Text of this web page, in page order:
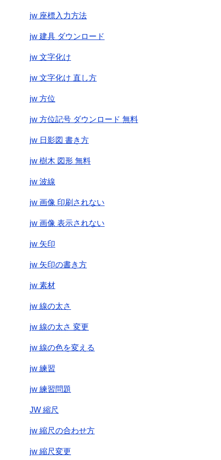
jw 座標入力方法
jw 建具 ダウンロード
jw 文字化け
jw 文字化け 直し方
jw 方位
jw 方位記号 ダウンロード 無料
jw 日影図 書き方
jw 樹木 図形 無料
jw 波線
jw 画像 印刷されない
jw 画像 表示されない
jw 矢印
jw 矢印の書き方
jw 素材
jw 線の太さ
jw 線の太さ 変更
jw 線の色を変える
jw 練習
jw 練習問題
JW 縮尺
jw 縮尺の合わせ方
jw 縮尺変更